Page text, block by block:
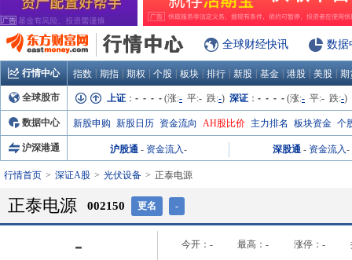
全球财经快讯 数据
行情中心 指数 期指 期权 个股 板块 排行 新股 基金 港股 美股 期
全球股市 上证 ： - - - - (涨:- 平:- 跌:-) 深证 ： - - - - (涨:- 平:- 跌:-)
数据中心 新股申购 新股日历 资金流向 AH股比价 主力排名 板块资金 个
沪深港通 沪股通 - 资金流入- 深股通 - 资金流入-
行情首页 深证A股 光伏设备 正泰电源
正泰电源 002150 更名 -
- 今开： - 最高： - 涨停： -